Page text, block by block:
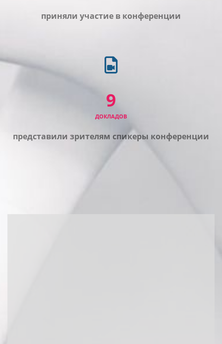
приняли участие в конференции
9
ДОКЛАДОВ
представили зрителям спикеры конференции